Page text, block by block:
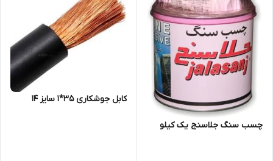
چسب سنگ جلاسنج یک کیلو
کابل جوشکاری 35*1 سایز 14